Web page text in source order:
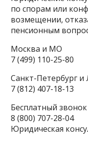
по спорам или
возмещении,
пенсионным
Москва и МО
7 (499) 110-25-80
Санкт-Петербург и
7 (812) 407-18-13
Бесплатный
8 (800) 707-28-04
Юридическая